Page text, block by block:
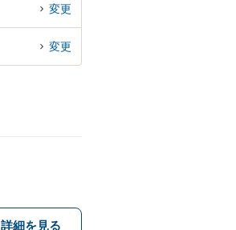
変更
変更
詳細を見る